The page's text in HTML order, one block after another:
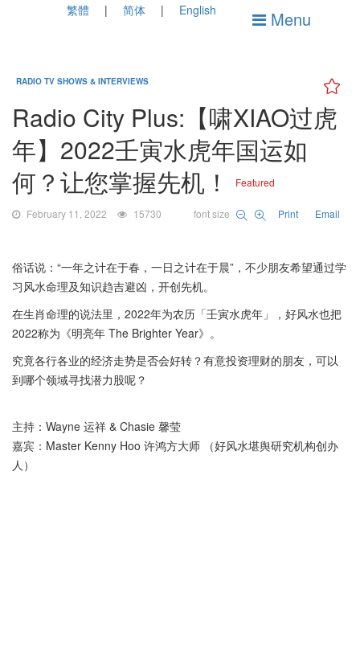
繁體 简体 English Menu
RADIO TV SHOWS & INTERVIEWS
Radio City Plus:【啸XIAO过虎
年】2022壬寅水虎年国运如
何？让您掌握先机！
Featured
February 11, 2022 15730 font size Print Email
俗话说：“一年之计在于春，一日之计在于晨”，不少朋友希望通过学
习风水命理及知识趋吉避凶，开创先机。
在生肖命理的说法里，2022年为农历「壬寅水虎年」，好风水也把
2022称为《明亮年 The Brighter Year》。
究竟各行各业的经济走势是否会好转？有意投资理财的朋友，可以
到哪个领域寻找潜力股呢？
主持：Wayne 运祥 & Chasie 馨莹
嘉宾：Master Kenny Hoo 许鸿方大师 （好风水堪舆研究机构创办
人）